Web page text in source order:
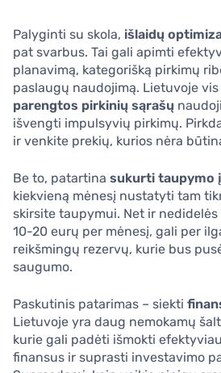
Palyginti su skola, išlaidų
pat svarbus. Tai gali apimti
planavimą, kategorišką pirkimų
paslaugų naudojimą. Lietuvoje
parengtos pirkinių sąrašų
išvengti impulsyvių pirkimų.
ir venkite prekių, kurios nėra
Be to, patartina sukurti taupymo
kiekvieną mėnesį nustatyti tam
skirsite taupymui. Net ir
10-20 eurų per mėnesį, gali per
reikšmingų rezervų, kurie bus
saugumo.
Paskutinis patarimas – siekti
Lietuvoje yra daug nemokamų
kurie gali padėti išmokti
finansus ir suprasti investavimo